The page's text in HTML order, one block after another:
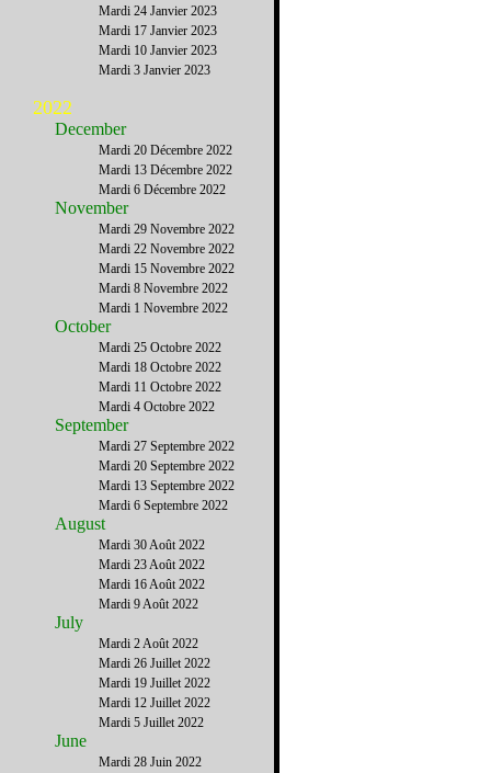
Mardi 24 Janvier 2023
Mardi 17 Janvier 2023
Mardi 10 Janvier 2023
Mardi 3 Janvier 2023
2022
December
Mardi 20 Décembre 2022
Mardi 13 Décembre 2022
Mardi 6 Décembre 2022
November
Mardi 29 Novembre 2022
Mardi 22 Novembre 2022
Mardi 15 Novembre 2022
Mardi 8 Novembre 2022
Mardi 1 Novembre 2022
October
Mardi 25 Octobre 2022
Mardi 18 Octobre 2022
Mardi 11 Octobre 2022
Mardi 4 Octobre 2022
September
Mardi 27 Septembre 2022
Mardi 20 Septembre 2022
Mardi 13 Septembre 2022
Mardi 6 Septembre 2022
August
Mardi 30 Août 2022
Mardi 23 Août 2022
Mardi 16 Août 2022
Mardi 9 Août 2022
July
Mardi 2 Août 2022
Mardi 26 Juillet 2022
Mardi 19 Juillet 2022
Mardi 12 Juillet 2022
Mardi 5 Juillet 2022
June
Mardi 28 Juin 2022